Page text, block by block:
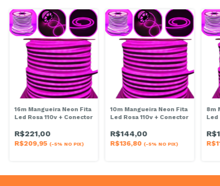
16m Mangueira Neon Fita
Led Rosa 110v + Conector
R$221,00
R$209,95 (-5% NO PIX)
10m Mangueira Neon Fita
Led Rosa 110v + Conector
R$144,00
R$136,80 (-5% NO PIX)
8m
Led